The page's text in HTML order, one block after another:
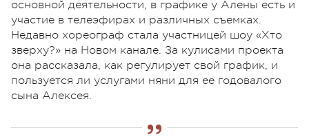
основной деятельности, в графике у Алены есть и
участие в телеэфирах и различных съемках.
Недавно хореограф стала участницей шоу «Хто
зверху?» на Новом канале. За кулисами проекта
она рассказала, как регулирует свой график, и
пользуется ли услугами няни для ее годовалого
сына Алексея.